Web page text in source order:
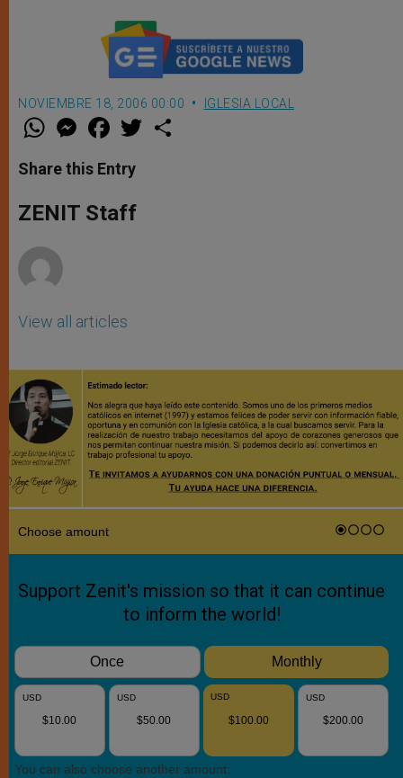
NOVIEMBRE 18, 2006 00:00 IGLESIA LOCAL
W
t
s
p
p
M
e
s
e
g
e
F
a
e
b
o
k
w
Share this Entry
ZENIT Staff
View all articles